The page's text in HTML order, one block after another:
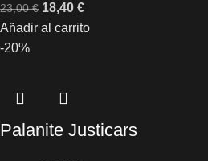
23,00€ 18,40 €
Añadir al carrito
-20%
Palanite Justicars